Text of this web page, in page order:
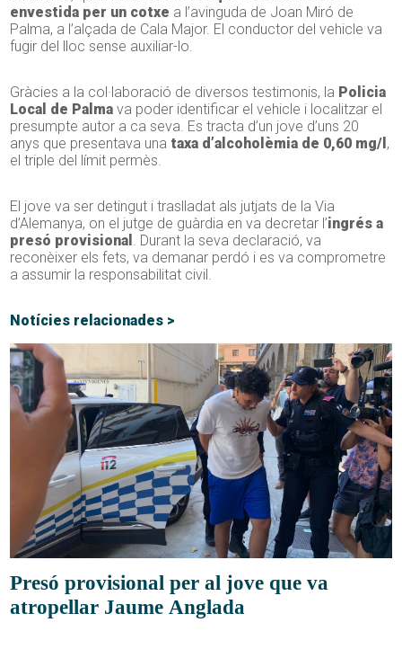
envestida per un cotxe a l’avinguda de Joan Miró de
Palma, a l’alçada de Cala Major. El conductor del vehicle va
fugir del lloc sense auxiliar-lo.
Gràcies a la col·laboració de diversos testimonis, la Policia
Local de Palma va poder identificar el vehicle i localitzar el
presumpte autor a ca seva. Es tracta d’un jove d’uns 20
anys que presentava una taxa d’alcoholèmia de 0,60 mg/l ,
el triple del límit permès.
El jove va ser detingut i traslladat als jutjats de la Via
d’Alemanya, on el jutge de guàrdia en va decretar l’ingrés a
presó provisional
. Durant la seva declaració, va
reconèixer els fets, va demanar perdó i es va comprometre
a assumir la responsabilitat civil.
Notícies relacionades >
Presó provisional per al jove que va
atropellar Jaume Anglada